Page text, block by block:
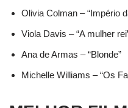
Olivia Colman – “Império
Viola Davis – “A mulher
Ana de Armas – “Blonde”
Michelle Williams – “Os